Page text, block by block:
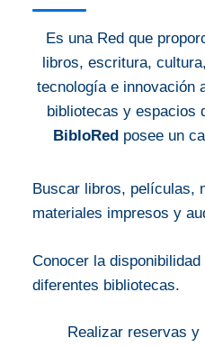
Es una Red que
libros, escritura,
tecnología e innovación
bibliotecas y espacios
BibloRed posee un
Buscar libros, películas,
materiales impresos y
Conocer la
diferentes bibliotecas.
Realizar reservas